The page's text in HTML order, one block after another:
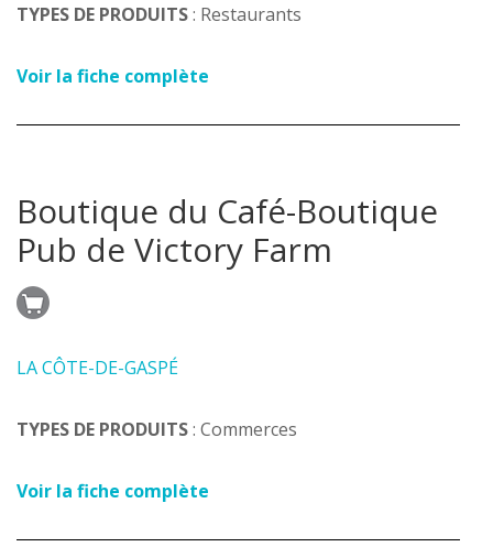
TYPES DE PRODUITS: Restaurants
Voir la fiche complète
Boutique du Café-Boutique
Pub de Victory Farm
LA CÔTE-DE-GASPÉ
TYPES DE PRODUITS: Commerces
Voir la fiche complète